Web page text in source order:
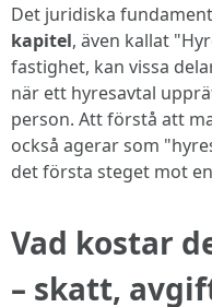
Det juridiska
kapitel, även kallat
fastighet, kan vissa
när ett hyresavtal
person. Att förstå att
också agerar som
det första steget mot
Vad kostar
– skatt,